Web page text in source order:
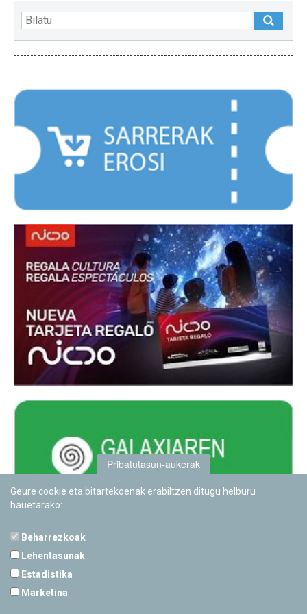
Pribatutasun-aukerak
Geure cookie eta bitartekoenak erabiltzen ditugu helburu
hauetarako:
Beharrezkoak
Lehentasunak
Estadistika
Marketina